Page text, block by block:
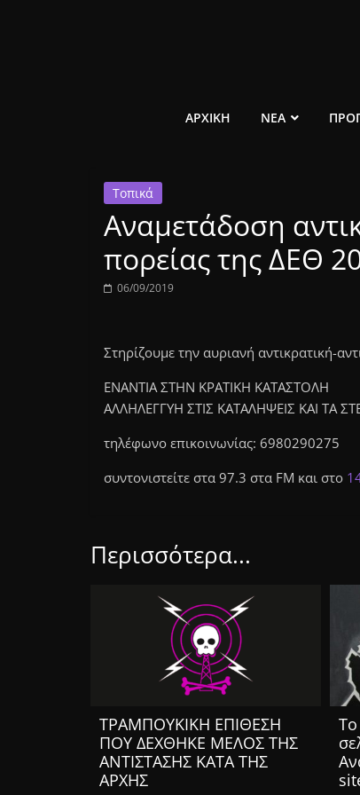
ελεύθερο
ραδιόφωνο
1431AM
ΑΡΧΙΚΗ ΝΕΑ
Τοπικά
Αναμετάδοση
πορείας της ΔΕΘ
06/09/2019
Στηρίζουμε την αυριανή αντικρατική-
ΕΝΑΝΤΙΑ ΣΤΗΝ ΚΡΑΤΙΚΗ ΚΑΤΑΣΤΟΛΗ
ΑΛΛΗΛΕΓΓΥΗ ΣΤΙΣ ΚΑΤΑΛΗΨΕΙΣ ΚΑΙ ΤΑ
τηλέφωνο επικοινωνίας: 6980290275
συντονιστείτε στα 97.3 στα FM και στο
Περισσότερα...
ΤΡΑΜΠΟΥΚΙΚΗ ΕΠΙΘΕΣΗ
ΠΟΥ ΔΕΧΘΗΚΕ ΜΕΛΟΣ ΤΗΣ
ΑΝΤΙΣΤΑΣΗΣ ΚΑΤΑ ΤΗΣ
ΑΡΧΗΣ
Το